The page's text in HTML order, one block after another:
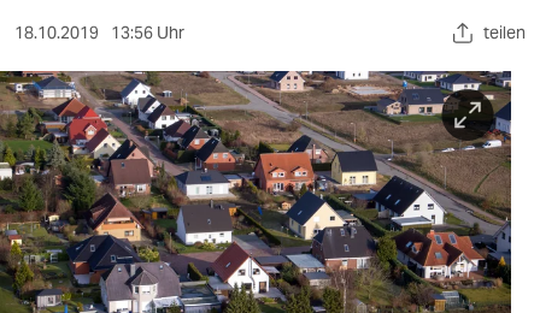
sport
berlin
nord
wahrheit
verlag
verlag
18.10.2019 13:56 Uhr teilen